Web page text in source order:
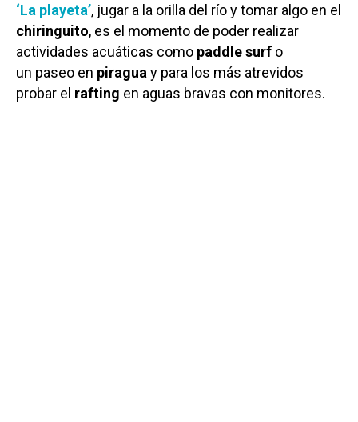
‘La playeta’, jugar a la orilla del río y tomar algo en el
chiringuito, es el momento de poder realizar
actividades acuáticas como paddle surf o
un paseo en piragua y para los más atrevidos
probar el rafting en aguas bravas con monitores.